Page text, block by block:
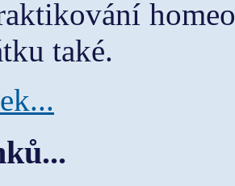
také.